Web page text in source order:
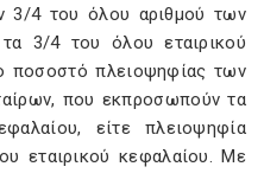
3/4 του όλου αριθμού των
3/4 του όλου εταιρικού
ποσοστό πλειοψηφίας των
που εκπροσωπούν τα
είτε πλειοψηφία
εταιρικού κεφαλαίου. Με